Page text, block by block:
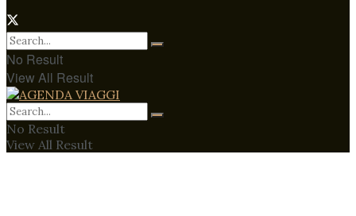
No Result
View All Result
No Result
View All Result